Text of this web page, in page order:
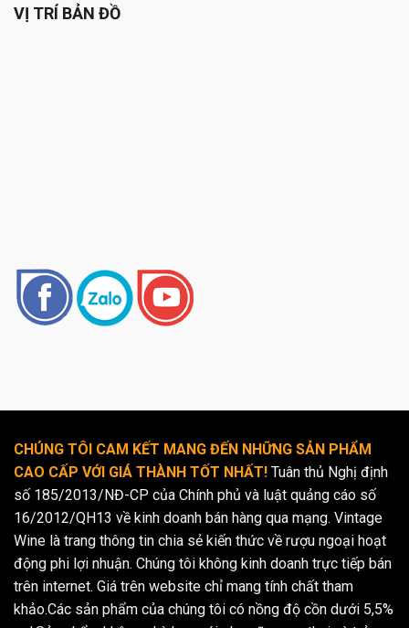
VỊ TRÍ BẢN ĐỒ
CHÚNG TÔI CAM KẾT MANG ĐẾN NHỮNG SẢN PHẨM
CAO CẤP VỚI GIÁ THÀNH TỐT NHẤT! Tuân thủ Nghị định
số 185/2013/NĐ-CP của Chính phủ và luật quảng cáo số
16/2012/QH13 về kinh doanh bán hàng qua mạng. Vintage
Wine là trang thông tin chia sẻ kiến thức về rượu ngoại hoạt
động phi lợi nhuận. Chúng tôi không kinh doanh trực tiếp bán
trên internet. Giá trên website chỉ mang tính chất tham
khảo.Các sản phẩm của chúng tôi có nồng độ cồn dưới 5,5%